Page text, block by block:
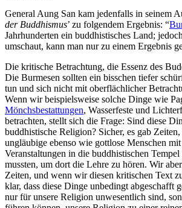
General Aung San kam jedenfalls in seinem
der Buddhismus’ zu folgendem Ergebnis: “
Jahrhunderten ein buddhistisches Land;
umschaut, kann man nur zu einem Ergebnis
Die kritische Betrachtung, die Essenz des
Die Burmesen sollten ein bisschen tiefer
tun und sich nicht mit oberflächlicher
Wenn wir beispielsweise solche Dinge wie
Mönchsbestattungen, Wasserfeste und
betrachten, stellt sich die Frage: Sind diese
buddhistische Religion? Sicher, es gab
ungläubige ebenso wie gottlose Menschen
Veranstaltungen in die buddhistischen
mussten, um dort die Lehre zu hören. Wir
Zeiten, und wenn wir diesen kritischen Text
klar, dass diese Dinge unbedingt abgeschafft
nur für unsere Religion unwesentlich sind,